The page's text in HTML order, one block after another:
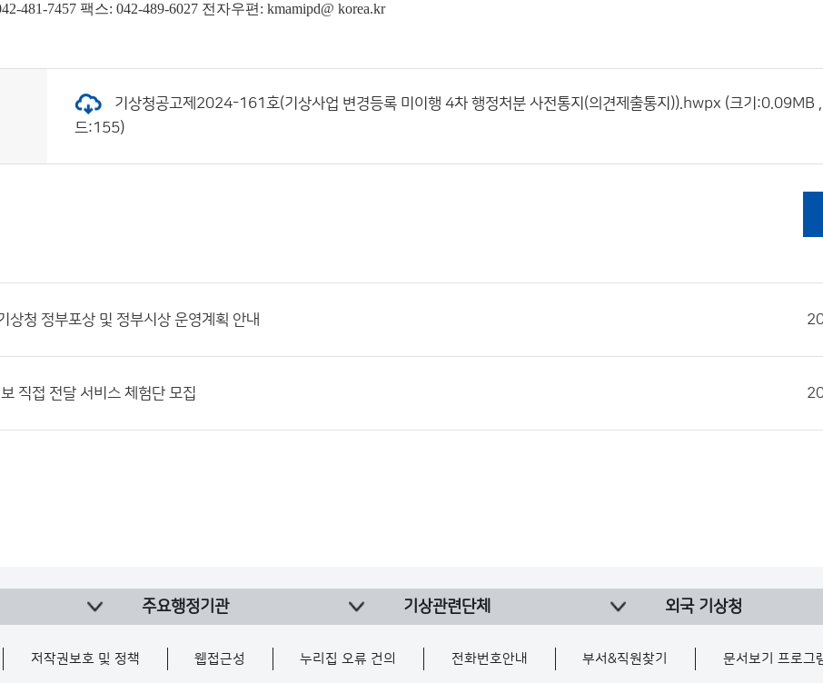
481-7457 팩스: 042-489-6027 전자우편: kmamipd@ korea.kr
기상청공고제2024-161호(기상사업 변경등록 미이행 4차 행정처분 사전통지(의견제출통지)).hwpx (크기:0.09MB
드:155)
상청 정부포상 및 정부시상 운영계획 안내
직접 전달 서비스 체험단 모집
주요행정기관 기상관련단체 외국 기상청
저작권보호 및 정책 웹접근성 누리집 오류 건의 전화번호안내 부서&직원찾기 문서보기 프로그